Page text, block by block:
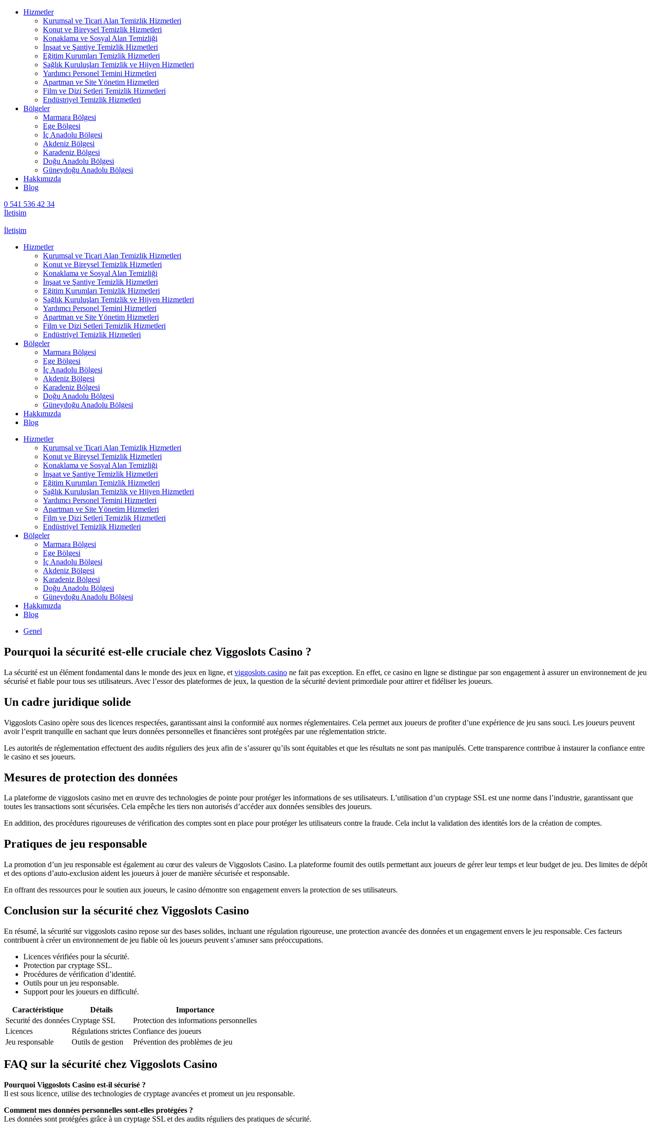
Hizmetler
Kurumsal ve Ticari Alan Temizlik Hizmetleri
Konut ve Bireysel Temizlik Hizmetleri
Konaklama ve Sosyal Alan Temizliği
İnşaat ve Şantiye Temizlik Hizmetleri
Eğitim Kurumları Temizlik Hizmetleri
Sağlık Kuruluşları Temizlik ve Hijyen Hizmetleri
Yardımcı Personel Temini Hizmetleri
Apartman ve Site Yönetim Hizmetleri
Film ve Dizi Setleri Temizlik Hizmetleri
Endüstriyel Temizlik Hizmetleri
Bölgeler
Marmara Bölgesi
Ege Bölgesi
İç Anadolu Bölgesi
Akdeniz Bölgesi
Karadeniz Bölgesi
Doğu Anadolu Bölgesi
Güneydoğu Anadolu Bölgesi
Hakkımızda
Blog
0 541 536 42 34
İletişim
İletişim
Hizmetler
Kurumsal ve Ticari Alan Temizlik Hizmetleri
Konut ve Bireysel Temizlik Hizmetleri
Konaklama ve Sosyal Alan Temizliği
İnşaat ve Şantiye Temizlik Hizmetleri
Eğitim Kurumları Temizlik Hizmetleri
Sağlık Kuruluşları Temizlik ve Hijyen Hizmetleri
Yardımcı Personel Temini Hizmetleri
Apartman ve Site Yönetim Hizmetleri
Film ve Dizi Setleri Temizlik Hizmetleri
Endüstriyel Temizlik Hizmetleri
Bölgeler
Marmara Bölgesi
Ege Bölgesi
İç Anadolu Bölgesi
Akdeniz Bölgesi
Karadeniz Bölgesi
Doğu Anadolu Bölgesi
Güneydoğu Anadolu Bölgesi
Hakkımızda
Blog
Hizmetler
Kurumsal ve Ticari Alan Temizlik Hizmetleri
Konut ve Bireysel Temizlik Hizmetleri
Konaklama ve Sosyal Alan Temizliği
İnşaat ve Şantiye Temizlik Hizmetleri
Eğitim Kurumları Temizlik Hizmetleri
Sağlık Kuruluşları Temizlik ve Hijyen Hizmetleri
Yardımcı Personel Temini Hizmetleri
Apartman ve Site Yönetim Hizmetleri
Film ve Dizi Setleri Temizlik Hizmetleri
Endüstriyel Temizlik Hizmetleri
Bölgeler
Marmara Bölgesi
Ege Bölgesi
İç Anadolu Bölgesi
Akdeniz Bölgesi
Karadeniz Bölgesi
Doğu Anadolu Bölgesi
Güneydoğu Anadolu Bölgesi
Hakkımızda
Blog
Genel
Pourquoi la sécurité est-elle cruciale chez Viggoslots Casino ?
La sécurité est un élément fondamental dans le monde des jeux en ligne, et viggoslots casino ne fait pas exception. En effet, ce casino en ligne se distingue par son engagement à assurer un environnement de jeu
sécurisé et fiable pour tous ses utilisateurs. Avec l’essor des plateformes de jeux, la question de la sécurité devient primordiale pour attirer et fidéliser les joueurs.
Un cadre juridique solide
Viggoslots Casino opère sous des licences respectées, garantissant ainsi la conformité aux normes réglementaires. Cela permet aux joueurs de profiter d’une expérience de jeu sans souci. Les joueurs peuvent
avoir l’esprit tranquille en sachant que leurs données personnelles et financières sont protégées par une réglementation stricte.
Les autorités de réglementation effectuent des audits réguliers des jeux afin de s’assurer qu’ils sont équitables et que les résultats ne sont pas manipulés. Cette transparence contribue à instaurer la confiance entre
le casino et ses joueurs.
Mesures de protection des données
La plateforme de viggoslots casino met en œuvre des technologies de pointe pour protéger les informations de ses utilisateurs. L’utilisation d’un cryptage SSL est une norme dans l’industrie, garantissant que
toutes les transactions sont sécurisées. Cela empêche les tiers non autorisés d’accéder aux données sensibles des joueurs.
En addition, des procédures rigoureuses de vérification des comptes sont en place pour protéger les utilisateurs contre la fraude. Cela inclut la validation des identités lors de la création de comptes.
Pratiques de jeu responsable
La promotion d’un jeu responsable est également au cœur des valeurs de Viggoslots Casino. La plateforme fournit des outils permettant aux joueurs de gérer leur temps et leur budget de jeu. Des limites de dépôt
et des options d’auto-exclusion aident les joueurs à jouer de manière sécurisée et responsable.
En offrant des ressources pour le soutien aux joueurs, le casino démontre son engagement envers la protection de ses utilisateurs.
Conclusion sur la sécurité chez Viggoslots Casino
En résumé, la sécurité sur viggoslots casino repose sur des bases solides, incluant une régulation rigoureuse, une protection avancée des données et un engagement envers le jeu responsable. Ces facteurs
contribuent à créer un environnement de jeu fiable où les joueurs peuvent s’amuser sans préoccupations.
Licences vérifiées pour la sécurité.
Protection par cryptage SSL.
Procédures de vérification d’identité.
Outils pour un jeu responsable.
Support pour les joueurs en difficulté.
Caractéristique Détails
Importance
Securité des données Cryptage SSL
Protection des informations personnelles
Licences
Régulations strictes Confiance des joueurs
Jeu responsable
Outils de gestion Prévention des problèmes de jeu
FAQ sur la sécurité chez Viggoslots Casino
Pourquoi Viggoslots Casino est-il sécurisé ?
Il est sous licence, utilise des technologies de cryptage avancées et promeut un jeu responsable.
Comment mes données personnelles sont-elles protégées ?
Les données sont protégées grâce à un cryptage SSL et des audits réguliers des pratiques de sécurité.